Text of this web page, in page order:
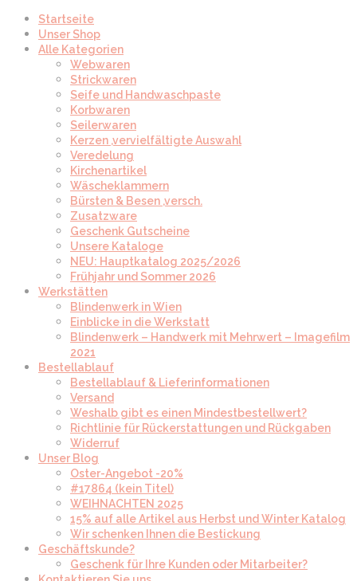
Startseite
Unser Shop
Alle Kategorien
Webwaren
Strickwaren
Seife und Handwaschpaste
Korbwaren
Seilerwaren
Kerzen ,vervielfältigte Auswahl
Veredelung
Kirchenartikel
Wäscheklammern
Bürsten & Besen ,versch.
Zusatzware
Geschenk Gutscheine
Unsere Kataloge
NEU: Hauptkatalog 2025/2026
Frühjahr und Sommer 2026
Werkstätten
Blindenwerk in Wien
Einblicke in die Werkstatt
Blindenwerk – Handwerk mit Mehrwert – Imagefilm
2021
Bestellablauf
Bestellablauf & Lieferinformationen
Versand
Weshalb gibt es einen Mindestbestellwert?
Richtlinie für Rückerstattungen und Rückgaben
Widerruf
Unser Blog
Oster-Angebot -20%
#17864 (kein Titel)
WEIHNACHTEN 2025
15% auf alle Artikel aus Herbst und Winter Katalog
Wir schenken Ihnen die Bestickung
Geschäftskunde?
Geschenk für Ihre Kunden oder Mitarbeiter?